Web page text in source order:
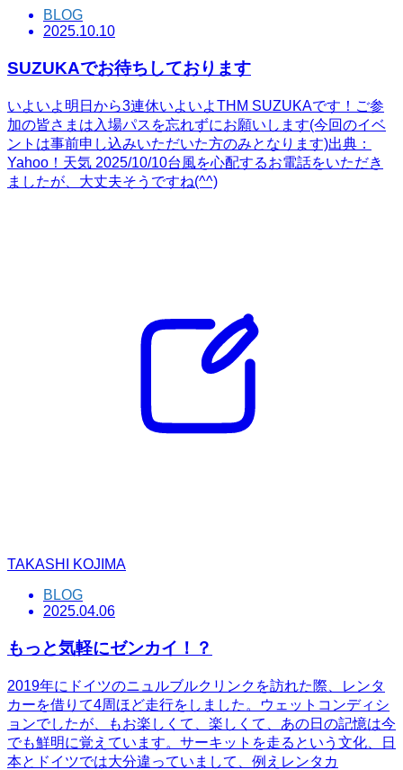
BLOG
2025.10.10
SUZUKAでお待ちしております
いよいよ明日から3連休いよいよTHM SUZUKAです！ご参
加の皆さまは入場パスを忘れずにお願いします(今回のイベ
ントは事前申し込みいただいた方のみとなります)出典：
Yahoo！天気 2025/10/10台風を心配するお電話をいただき
ましたが、大丈夫そうですね(^^)
TAKASHI KOJIMA
BLOG
2025.04.06
もっと気軽にゼンカイ！？
2019年にドイツのニュルブルクリンクを訪れた際、レンタ
カーを借りて4周ほど走行をしました。ウェットコンディシ
ョンでしたが、もお楽しくて、楽しくて、あの日の記憶は今
でも鮮明に覚えています。サーキットを走るという文化、日
本とドイツでは大分違っていまして、例えレンタカ